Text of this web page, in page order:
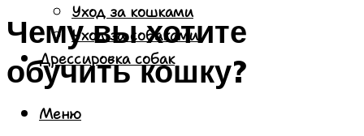
Уход за кошками
Уход за собаками
Дрессировка собак
Меню
Чему вы хотите
обучить кошку?